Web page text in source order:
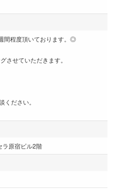
間程度頂いております。◎
させていただきます。
ださい。
ラ原宿ビル2階